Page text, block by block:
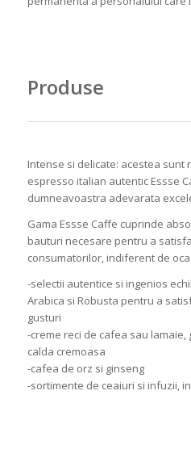
Produse
Intense si delicate: acestea sunt
espresso italian autentic Essse
dumneavoastra adevarata
Gama Essse Caffe cuprinde
bauturi necesare pentru a
consumatorilor, indiferent de
-selectii autentice si ingenios
Arabica si Robusta pentru a
gusturi
-creme reci de cafea sau
calda cremoasa
-cafea de orz si ginseng
-sortimente de ceaiuri si infuzii,